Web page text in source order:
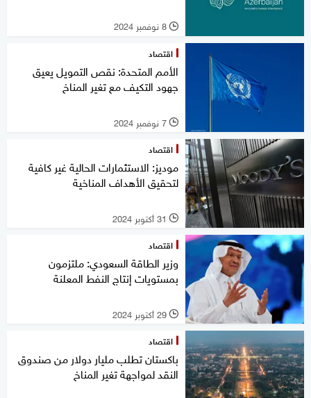
l 8 نوفمبر 2024
اقتصاد
الأمم المتحدة: نقص التمويل يعيق
جهود التكيف مع تغير المناخ
l 7 نوفمبر 2024
اقتصاد
موديز: الاستثمارات الحالية غير كافية
لتحقيق الأهداف المناخية
l 31 أكتوبر 2024
اقتصاد
وزير الطاقة السعودي: ملتزمون
بمستويات إنتاج النفط المعلنة
l 29 أكتوبر 2024
اقتصاد
باكستان تطلب مليار دولار من صندوق
النقد لمواجهة تغير المناخ